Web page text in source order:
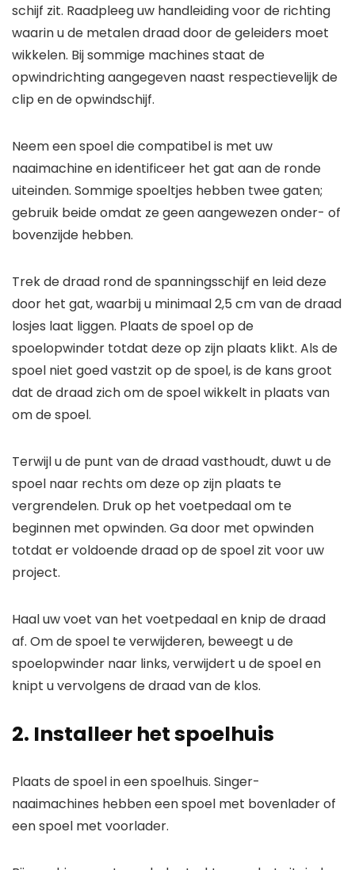
schijf zit. Raadpleeg uw handleiding voor de richting
waarin u de metalen draad door de geleiders moet
wikkelen. Bij sommige machines staat de
opwindrichting aangegeven naast respectievelijk de
clip en de opwindschijf.
Neem een ​​spoel die compatibel is met uw
naaimachine en identificeer het gat aan de ronde
uiteinden. Sommige spoeltjes hebben twee gaten;
gebruik beide omdat ze geen aangewezen onder- of
bovenzijde hebben.
Trek de draad rond de spanningsschijf en leid deze
door het gat, waarbij u minimaal 2,5 cm van de draad
losjes laat liggen. Plaats de spoel op de
spoelopwinder totdat deze op zijn plaats klikt. Als de
spoel niet goed vastzit op de spoel, is de kans groot
dat de draad zich om de spoel wikkelt in plaats van
om de spoel.
Terwijl u de punt van de draad vasthoudt, duwt u de
spoel naar rechts om deze op zijn plaats te
vergrendelen. Druk op het voetpedaal om te
beginnen met opwinden. Ga door met opwinden
totdat er voldoende draad op de spoel zit voor uw
project.
Haal uw voet van het voetpedaal en knip de draad
af. Om de spoel te verwijderen, beweegt u de
spoelopwinder naar links, verwijdert u de spoel en
knipt u vervolgens de draad van de klos.
2. Installeer het spoelhuis
Plaats de spoel in een spoelhuis. Singer-
naaimachines hebben een spoel met bovenlader of
een spoel met voorlader.